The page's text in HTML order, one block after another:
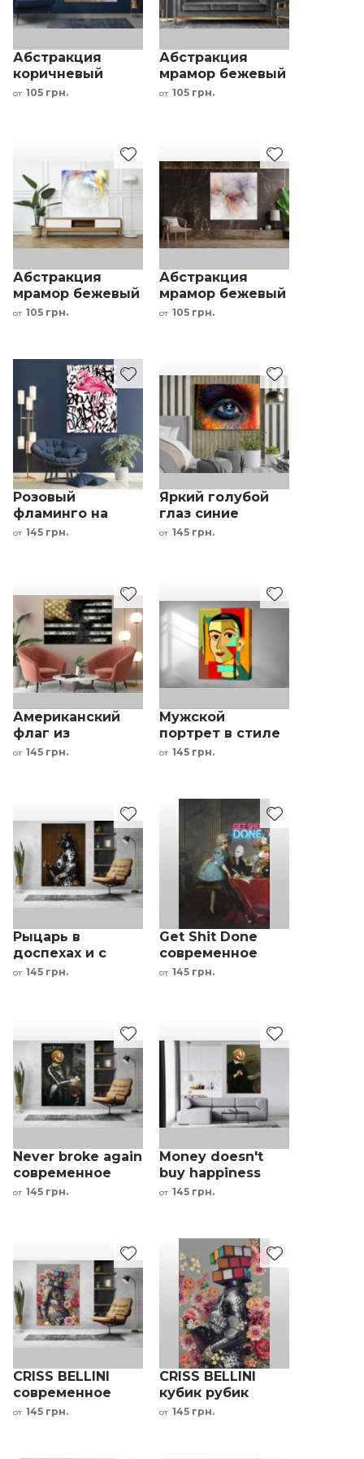
Абстракция
коричневый
белый красный
от 105 грн.
Абстракция
мрамор бежевый
серый черный
от 105 грн.
Абстракция
мрамор бежевый
золотой синий
от 105 грн.
Абстракция
мрамор бежевый
оранжевый
от 105 грн.
Розовый
фламинго на
белом фоне с
от 145 грн.
Яркий голубой
глаз синие
ресницы
от 145 грн.
Американский
флаг из
долларов
от 145 грн.
Мужской
портрет в стиле
кубизм
разноцветный
от 145 грн.
Рыцарь в
доспехах и с
противогазом в
от 145 грн.
Get Shit Done
современное
искусство Криса
от 145 грн.
Never broke again
современное
искусство Криса
от 145 грн.
Money doesn't
buy happiness
современное
от 145 грн.
CRISS BELLINI
современное
искусство кубик-
от 145 грн.
CRISS BELLINI
кубик рубик
рыцарь цветы
от 145 грн.